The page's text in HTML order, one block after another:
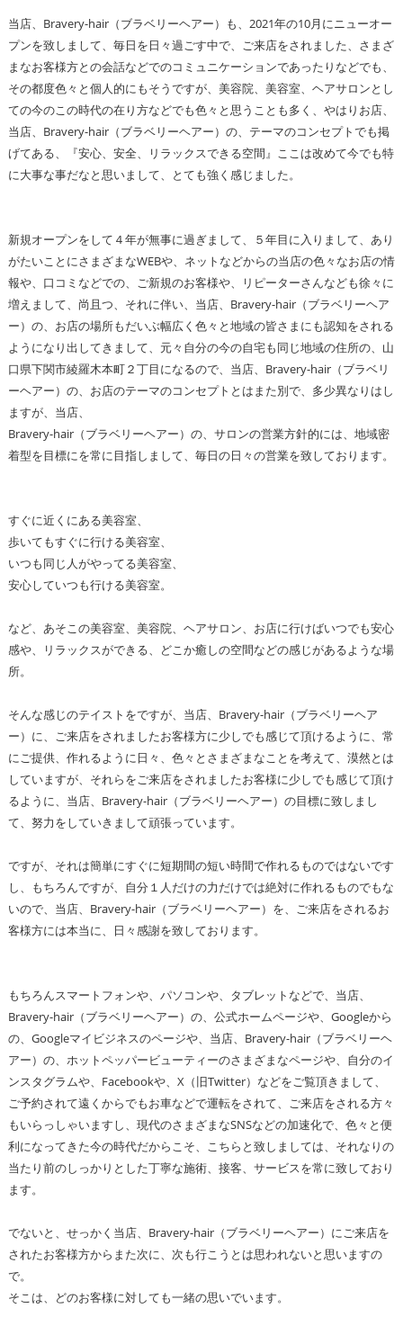
当店、Bravery-hair（ブラベリーヘアー）も、2021年の10月にニューオー
プンを致しまして、毎日を日々過ごす中で、ご来店をされました、さまざ
まなお客様方との会話などでのコミュニケーションであったりなどでも、
その都度色々と個人的にもそうですが、美容院、美容室、ヘアサロンとし
ての今のこの時代の在り方などでも色々と思うことも多く、やはりお店、
当店、Bravery-hair（ブラベリーヘアー）の、テーマのコンセプトでも掲
げてある、『安心、安全、リラックスできる空間』ここは改めて今でも特
に大事な事だなと思いまして、とても強く感じました。
新規オープンをして４年が無事に過ぎまして、５年目に入りまして、あり
がたいことにさまざまなWEBや、ネットなどからの当店の色々なお店の情
報や、口コミなどでの、ご新規のお客様や、リピーターさんなども徐々に
増えまして、尚且つ、それに伴い、当店、Bravery-hair（ブラベリーヘア
ー）の、お店の場所もだいぶ幅広く色々と地域の皆さまにも認知をされる
ようになり出してきまして、元々自分の今の自宅も同じ地域の住所の、山
口県下関市綾羅木本町２丁目になるので、当店、Bravery-hair（ブラベリ
ーヘアー）の、お店のテーマのコンセプトとはまた別で、多少異なりはし
ますが、当店、
Bravery-hair（ブラベリーヘアー）の、サロンの営業方針的には、地域密
着型を目標にを常に目指しまして、毎日の日々の営業を致しております。
すぐに近くにある美容室、
歩いてもすぐに行ける美容室、
いつも同じ人がやってる美容室、
安心していつも行ける美容室。
など、あそこの美容室、美容院、ヘアサロン、お店に行けばいつでも安心
感や、リラックスができる、どこか癒しの空間などの感じがあるような場
所。
そんな感じのテイストをですが、当店、Bravery-hair（ブラベリーヘア
ー）に、ご来店をされましたお客様方に少しでも感じて頂けるように、常
にご提供、作れるように日々、色々とさまざまなことを考えて、漠然とは
していますが、それらをご来店をされましたお客様に少しでも感じて頂け
るように、当店、Bravery-hair（ブラベリーヘアー）の目標に致しまし
て、努力をしていきまして頑張っています。
ですが、それは簡単にすぐに短期間の短い時間で作れるものではないです
し、もちろんですが、自分１人だけの力だけでは絶対に作れるものでもな
いので、当店、Bravery-hair（ブラベリーヘアー）を、ご来店をされるお
客様方には本当に、日々感謝を致しております。
もちろんスマートフォンや、パソコンや、タブレットなどで、当店、
Bravery-hair（ブラベリーヘアー）の、公式ホームページや、Googleから
の、Googleマイビジネスのページや、当店、Bravery-hair（ブラベリーヘ
アー）の、ホットペッパービューティーのさまざまなページや、自分のイ
ンスタグラムや、Facebookや、X（旧Twitter）などをご覧頂きまして、
ご予約されて遠くからでもお車などで運転をされて、ご来店をされる方々
もいらっしゃいますし、現代のさまざまなSNSなどの加速化で、色々と便
利になってきた今の時代だからこそ、こちらと致しましては、それなりの
当たり前のしっかりとした丁寧な施術、接客、サービスを常に致しており
ます。
でないと、せっかく当店、Bravery-hair（ブラベリーヘアー）にご来店を
されたお客様方からまた次に、次も行こうとは思われないと思いますの
で。
そこは、どのお客様に対しても一緒の思いでいます。